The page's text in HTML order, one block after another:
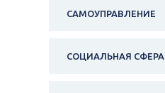
САМОУПРАВЛЕНИЕ
СОЦИАЛЬНАЯ СФЕРА